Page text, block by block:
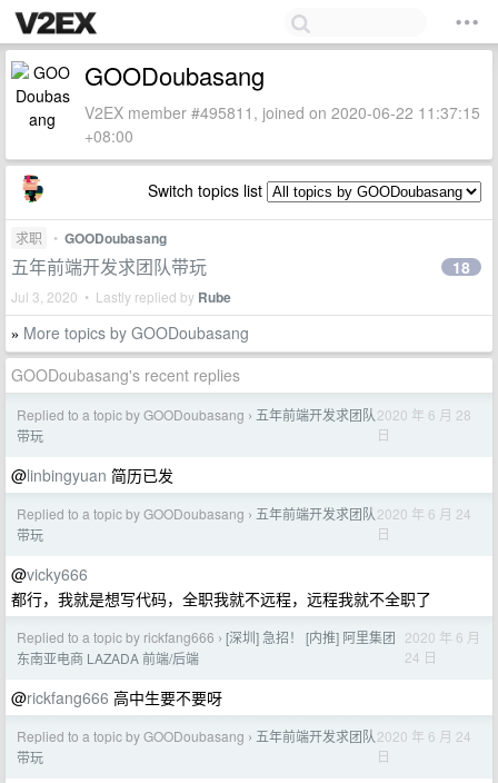
GOODoubasang
V2EX member #495811, joined on 2020-06-22 11:37:15
+08:00
Switch topics list
求职 • GOODoubasang
五年前端开发求团队带玩
Jul 3, 2020 • Lastly replied by Rube
18
» More topics by GOODoubasang
GOODoubasang's recent replies
Replied to a topic by GOODoubasang › 五年前端开发求团队
带玩
2020 年 6 月 28
日
@linbingyuan 简历已发
Replied to a topic by GOODoubasang › 五年前端开发求团队
带玩
2020 年 6 月 24
日
@vicky666
都行，我就是想写代码，全职我就不远程，远程我就不全职了
Replied to a topic by rickfang666 › [深圳] 急招！ [内推] 阿里集团
东南亚电商 LAZADA 前端/后端
2020 年 6 月
24 日
@rickfang666 高中生要不要呀
Replied to a topic by GOODoubasang › 五年前端开发求团队
带玩
2020 年 6 月 24
日